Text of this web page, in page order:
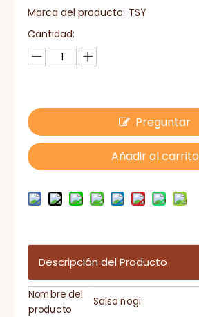
Marca del producto: TSY
Cantidad:
Preguntar
Añadir al carrito
Descripción del Producto
Nombre del
producto
Salsa nogi